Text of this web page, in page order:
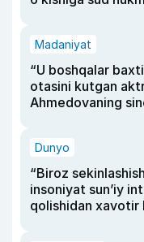
Madaniyat
“U boshqalar
otasini kutgan
Ahmedovaning
Dunyo
“Biroz
insoniyat sun’iy
qolishidan xavotir